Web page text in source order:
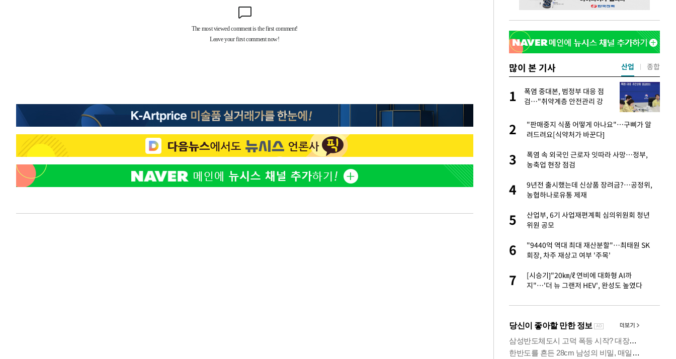
[속보]與전대 권리당원투표…강원·경북 김민석, 대구 정청래 승리
[속보]與 당대표 경선, 경북 권리당원 투표 김민석 47.37%·정청래
정상
-11839초 전 >
"얼마나 더웠으면"…안동 물길공원서 헤엄친 구렁이 '소동'
-11766초 전 >손흥민, 68분 뛰고 2경기 침묵…LAFC, 톨루카에 1-0 승리(종합)
-11038초 전 >
'2경기 연속 침묵' 손흥민, 톨루카전 68분만 뛰고 슈팅 0개
-9790초 전 >이강인, 오늘 서울서 AT마드리드 입단식…'전례 없는 특급대우'
55분 전 >'여긴 20도, 저긴 50도'…열화상 카메라로 본 폭염 저감시설 '온도차'
1시간 전 >
콜롬비아 신임 우파 대통령 취임 하루만에 차량폭탄 폭발 사건
3시간 전 >이군이 불법 군시설 건설한 레바논 남부에서 레바논군 3명 폭발로 부상
많이 본 기사
2
손떨림 건강이상설 한승연…"목디스크 심해
치료 중"
3
LAFC 손흥민, 리그스컵 톨루카전 선발 출
격…득점포 재가동 도전
4
'여긴 20도, 저긴 50도'…열화상 카메라로 본
5
이강인, 오늘 서울서 AT마드리드 입단
1
폭염 중대본, 범정부 대응 점
검…"취약계층 안전관리 강
2
"판매중지 식품 어떻게 아나요"…구삐가 알
려드려요[식약처가 바꾼다]
3
폭염 속 외국인 근로자 잇따라 사망…정부,
농축업 현장 점검
4
9년전 출시했는데 신상품 장려금?…공정위,
농협하나로유통 제재
5
산업부, 6기 사업재편계획 심의위원회 청년
위원 공모
6
"9440억 역대 최대 재산분할"…최태원 SK
회장, 차주 재상고 여부 '주목'
7
[시승기]"20㎞/ℓ 연비에 대화형 AI까
지"…'더 뉴 그랜저 HEV', 완성도 높였다
산업 종합